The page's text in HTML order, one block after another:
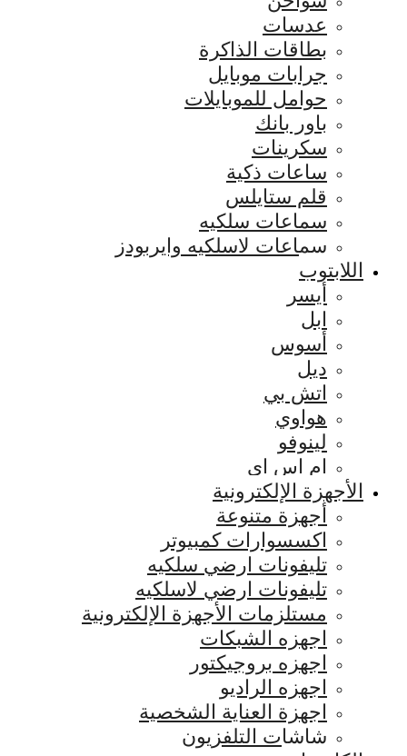
عدسات
بطاقات الذاكرة
جرابات موبايل
حوامل للموبايلات
باور بانك
سكرينات
ساعات ذكية
قلم ستايلس
سماعات سلكيه
سماعات لاسلكيه وايربودز
اللابتوب
أيسر
ابل
أسوس
ديل
اتش بي
هواوي
لينوفو
ام اس اي
الأجهزة الإلكترونية
أجهزة متنوعة
اكسسوارات كمبيوتر
تليفونات ارضي سلكيه
تليفونات ارضي لاسلكيه
مستلزمات الأجهزة الإلكترونية
اجهزه الشبكات
اجهزه بروجيكتور
اجهزه الراديو
اجهزة العناية الشخصية
شاشات التلفزيون